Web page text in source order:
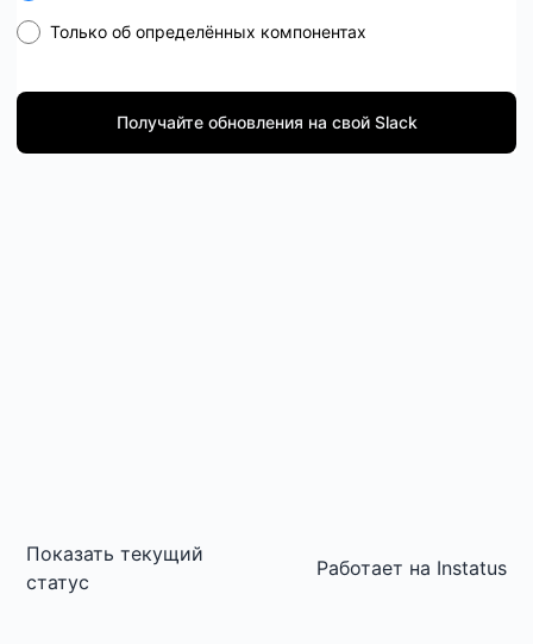
Только об определённых компонентах
Получайте обновления на свой Slack
Показать текущий
статус
Работает на Instatus